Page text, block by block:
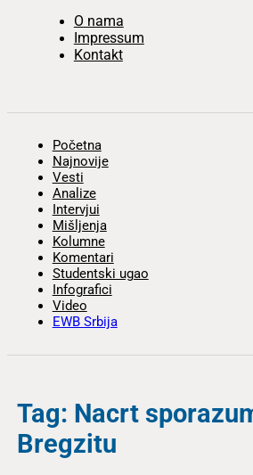
O nama
Impressum
Kontakt
Početna
Najnovije
Vesti
Analize
Intervjui
Mišljenja
Kolumne
Komentari
Studentski ugao
Infografici
Video
EWB Srbija
Tag: Nacrt
Bregzitu